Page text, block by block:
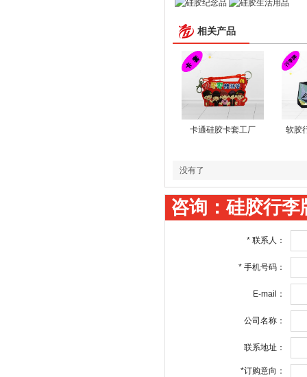
相关产品
卡通硅胶卡套工厂 软胶
没有了
咨询：硅胶行李
* 联系人：
* 手机号码：
E-mail：
公司名称：
联系地址：
*订购意向：